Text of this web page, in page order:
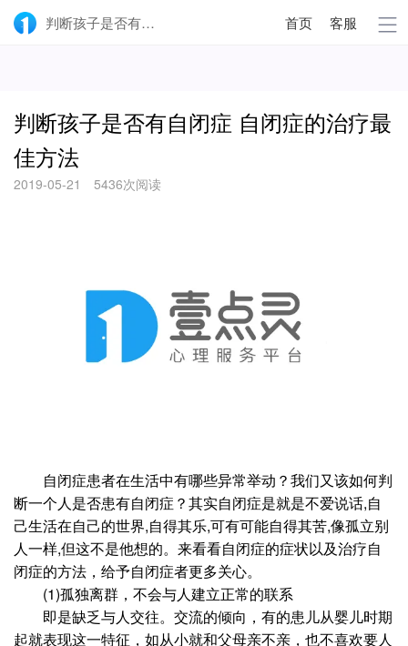
判断孩子是否有自闭症 自闭症的治疗最佳方法-壹点灵 首页 客服
判断孩子是否有自闭症 自闭症的治疗最
佳方法
2019-05-21 5436次阅读
自闭症患者在生活中有哪些异常举动？我们又该如何判
断一个人是否患有自闭症？其实自闭症是就是不爱说话,自
己生活在自己的世界,自得其乐,可有可能自得其苦,像孤立别
人一样,但这不是他想的。来看看自闭症的症状以及治疗自
闭症的方法，给予自闭症者更多关心。
(1)孤独离群，不会与人建立正常的联系
即是缺乏与人交往。交流的倾向，有的患儿从婴儿时期
起就表现这一特征，如从小就和父母亲不亲，也不喜欢要人